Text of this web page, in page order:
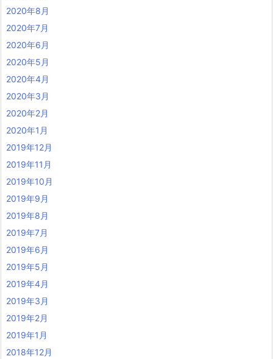
2020年8月
2020年7月
2020年6月
2020年5月
2020年4月
2020年3月
2020年2月
2020年1月
2019年12月
2019年11月
2019年10月
2019年9月
2019年8月
2019年7月
2019年6月
2019年5月
2019年4月
2019年3月
2019年2月
2019年1月
2018年12月